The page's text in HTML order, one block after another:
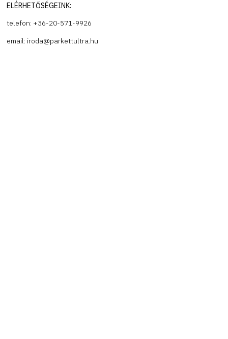
ELÉRHETŐSÉGEINK:
telefon: +36-20-571-9926
email: iroda@parkettultra.hu